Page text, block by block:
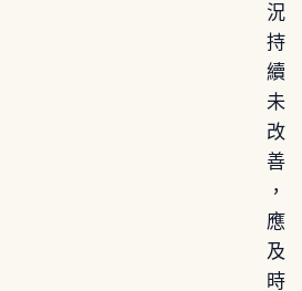
況
持
續
未
改
善
，
應
及
時